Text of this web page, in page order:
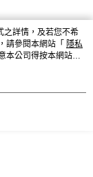
之詳情，及若您不希
請參閱本網站「 隱私
本公司得按本網站使